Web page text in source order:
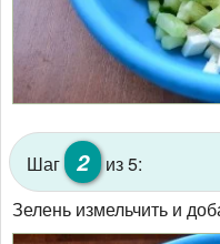
Шаг 2
из 5:
Зелень измельчить и